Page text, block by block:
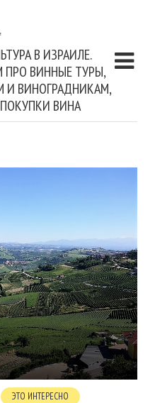
В ИЗРАИЛЕ.
ПРО ВИННЫЕ ТУРЫ,
И ВИНОГРАДНИКАМ,
ВИНА
ЭТО ИНТЕРЕСНО